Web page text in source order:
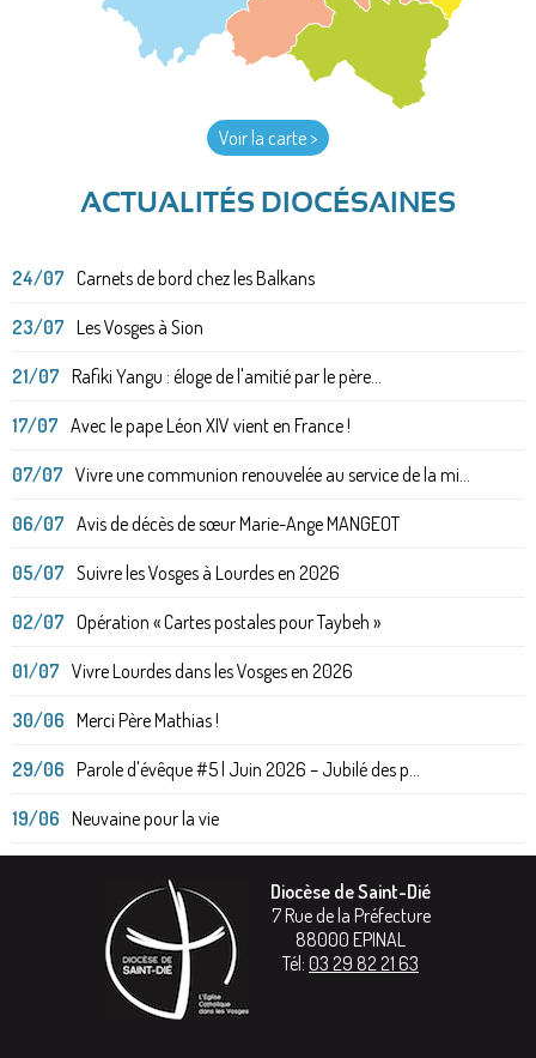
Voir la carte >
ACTUALITÉS DIOCÉSAINES
24/07 Carnets de bord chez les Balkans
23/07 Les Vosges à Sion
21/07 Rafiki Yangu : éloge de l'amitié par le père...
17/07 Avec le pape Léon XIV vient en France !
07/07 Vivre une communion renouvelée au service de la mi...
06/07 Avis de décès de sœur Marie-Ange MANGEOT
05/07 Suivre les Vosges à Lourdes en 2026
02/07 Opération « Cartes postales pour Taybeh »
01/07 Vivre Lourdes dans les Vosges en 2026
30/06 Merci Père Mathias !
29/06 Parole d'évêque #5 | Juin 2026 – Jubilé des p...
19/06 Neuvaine pour la vie
Diocèse de Saint-Dié
7 Rue de la Préfecture
88000 EPINAL
Tél: 03 29 82 21 63